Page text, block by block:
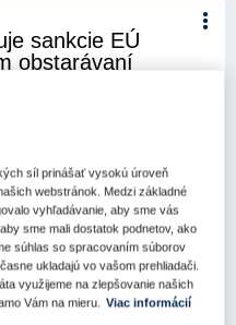
sankcie EÚ
obstarávaní
Súdny dvor EÚ
Register kľúčových slov
z 12. februára 2026 vo
síl prinášať vysokú úroveň
webstránok. Medzi základné
vyhľadávanie, aby sme vás
sme mali dostatok podnetov, ako
súhlas so spracovaním súborov
ukladajú vo vašom prehliadači.
využijeme na zlepšovanie našich
Vám na mieru.
Viac informácií